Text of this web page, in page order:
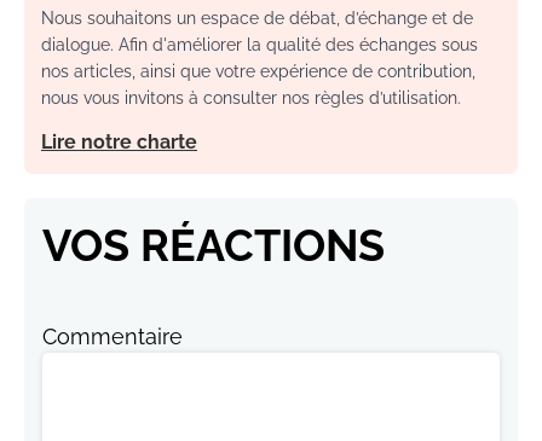
Nous souhaitons un espace de débat, d’échange et de
dialogue. Afin d'améliorer la qualité des échanges sous
nos articles, ainsi que votre expérience de contribution,
nous vous invitons à consulter nos règles d’utilisation.
Lire notre charte
VOS RÉACTIONS
Commentaire